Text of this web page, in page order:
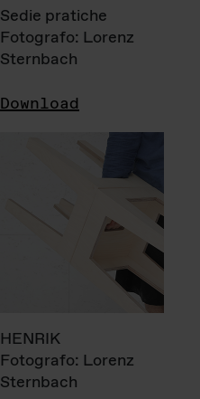
Sedie pratiche
Fotografo: Lorenz
Sternbach
Download
HENRIK
Fotografo: Lorenz
Sternbach